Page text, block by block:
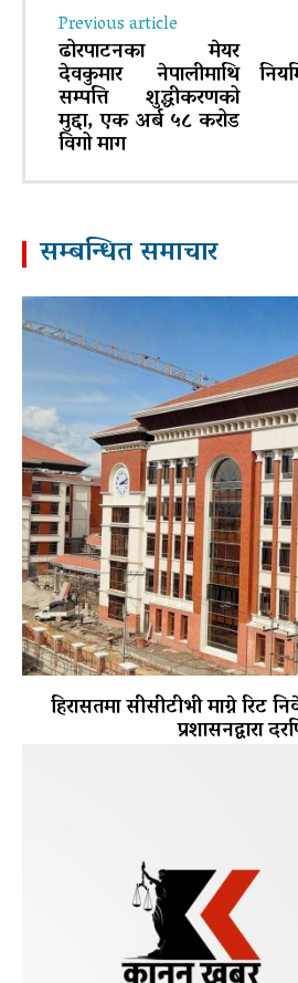
Previous article
ढोरपाटनका मेयर
देवकुमार नेपालीमाथि
सम्पत्ति शुद्धीकरणको
मुद्दा, एक अर्ब ५८ करोड
विगो माग
सम्बन्धित समाचार
हिरासतमा सीसीटीभी माग्ने रिट
प्रशासनद्वारा